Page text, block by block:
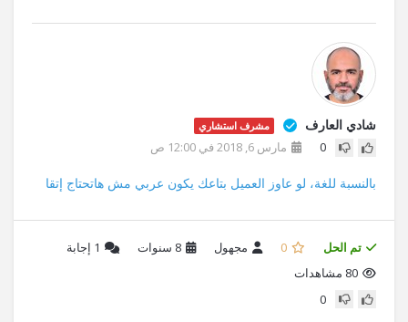
شادي العارف مشرف استشاري
0 مارس 6, 2018 في 12:00 ص
بالنسبة للغة، لو عاوز العميل بتاعك يكون عربي مش هاتحتاج إتقا
تم الحل 0 مجهول 8 سنوات 1 إجابة
80 مشاهدات
0